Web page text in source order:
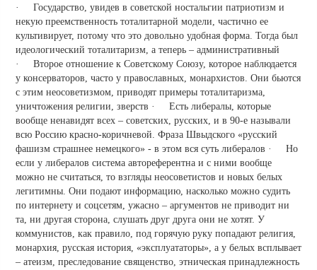
· Государство, увидев в советской ностальгии патриотизм и
некую преемственность тоталитарной модели, частично ее
культивирует, потому что это довольно удобная форма. Тогда был
идеологический тоталитаризм, а теперь – административный
· Второе отношение к Советскому Союзу, которое наблюдается
у консерваторов, часто у православных, монархистов. Они бьются
с этим неосоветизмом, приводят примеры тоталитаризма,
уничтожения религии, зверств · Есть либералы, которые
вообще ненавидят всех – советских, русских, и в 90-е называли
всю Россию красно-коричневой. Фраза Швыдского «русский
фашизм страшнее немецкого» - в этом вся суть либералов · Но
если у либералов система автореферентна и с ними вообще
можно не считаться, то взгляды неосоветистов и новых белых
легитимны. Они подают информацию, насколько можно судить
по интернету и соцсетям, ужасно – аргументов не приводит ни
та, ни другая сторона, слушать друг друга они не хотят. У
коммунистов, как правило, под горячую руку попадают религия,
монархия, русская история, «эксплуататоры», а у белых всплывает
– атеизм, преследование священство, этническая принадлежность